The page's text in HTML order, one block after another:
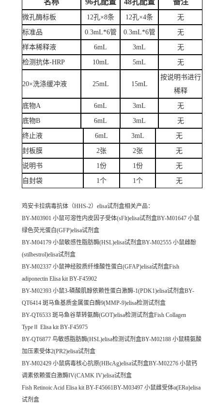
微孔酶标板 12孔×8条 12孔×4条 无
标准品 0.3mL*6管 0.3mL*6管 无
样本稀释液 6mL 3mL 无
检测抗体-HRP 10mL 5mL 无
20×洗涤缓冲液 25mL 15mL
按说明书进行
稀释
底物A 6mL 3mL 无
底物B 6mL 3mL 无
终止液 6mL 3mL 无
封板膜 2张 2张 无
说明书 1份 1份 无
自封袋 1个 1个 无
鸡安卡拉病毒抗体（HHS-2）elisa试剂盒相关产品：
BY-M03901 小鼠可溶性内皮因子受体(sFlt)elisa试剂盒BY-M01647 小鼠
绿色荧光蛋白(GFP)elisa试剂盒
BY-M04179 小鼠敏感性脂肪酶(HSL)elisa试剂盒BY-M02555 小鼠雌酚
(stilbestrol)elisa试剂盒
BY-M02337 小鼠神经胶质纤维酸性蛋白(GFAP)elisa试剂盒Fish
adiponectin Elisa kit BY-F45902
BY-M02393 小鼠3-磷酸肌醇依赖性蛋白激酶-1(PDK1)elisa试剂盒BY-
QT6414 斑马鱼基质金属蛋白酶9(MMP-9)elisa检测试剂盒
BY-QT6533 斑马鱼谷草转氨酶(GOT)elisa检测试剂盒Fish Collagen
TypeⅡ Elisa kit BY-F45975
BY-QT6877 鸟敏感脂肪酶(HSL)elisa检测试剂盒BY-M02188 小鼠精氨酸
加压素受体2(PR2)elisa试剂盒
BY-M02429 小鼠病毒核心抗原(HBcAg)elisa试剂盒BY-M02276 小鼠钙
调素依赖蛋白激酶IV(CAMK IV)elisa试剂盒
Fish Retinoic Acid Elisa kit BY-F45661BY-M03497 小鼠雌受体α(ERα)elisa
试剂盒